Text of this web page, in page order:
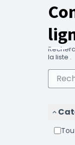
la liste .